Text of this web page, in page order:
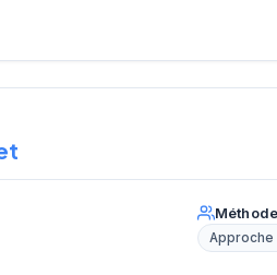
Approche